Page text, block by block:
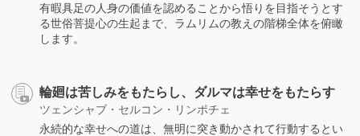
有暇具足の人身の価値を認めることから悟りを目指そうとす
る世俗菩提心の生起まで、ラムリムの教えの階梯全体を俯瞰
します。
輪廻は苦しみをもたらし、ダルマは幸せをもたらす
ツェンシャブ・セルコン・リンポチェ
永続的な幸せへの道は、無明に突き動かされて行動するとい